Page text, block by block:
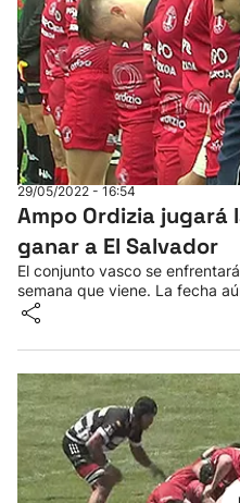
29/05/2022 - 16:54
Ampo Ordizia
ganar a El Salvador
El conjunto vasco se
semana que viene. La fecha